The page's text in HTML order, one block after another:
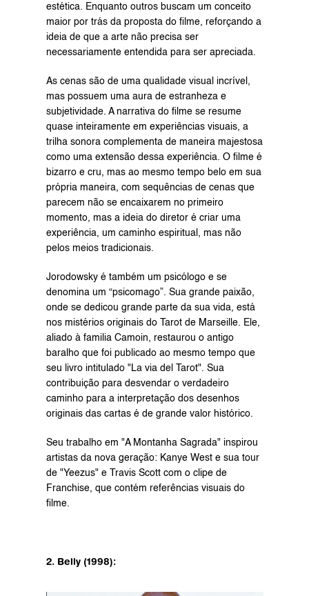
estética. Enquanto outros buscam um conceito
maior por trás da proposta do filme, reforçando a
ideia de que a arte não precisa ser
necessariamente entendida para ser apreciada.
As cenas são de uma qualidade visual incrível,
mas possuem uma aura de estranheza e
subjetividade. A narrativa do filme se resume
quase inteiramente em experiências visuais, a
trilha sonora complementa de maneira majestosa
como uma extensão dessa experiência. O filme é
bizarro e cru, mas ao mesmo tempo belo em sua
própria maneira, com sequências de cenas que
parecem não se encaixarem no primeiro
momento, mas a ideia do diretor é criar uma
experiência, um caminho espiritual, mas não
pelos meios tradicionais.
Jorodowsky é também um psicólogo e se
denomina um “psicomago”. Sua grande paixão,
onde se dedicou grande parte da sua vida, está
nos mistérios originais do Tarot de Marseille. Ele,
aliado à familia Camoin, restaurou o antigo
baralho que foi publicado ao mesmo tempo que
seu livro intitulado "La via del Tarot". Sua
contribuição para desvendar o verdadeiro
caminho para a interpretação dos desenhos
originais das cartas é de grande valor histórico.
Seu trabalho em "A Montanha Sagrada" inspirou
artistas da nova geração: Kanye West e sua tour
de "Yeezus" e Travis Scott com o clipe de
Franchise, que contém referências visuais do
filme.
2. Belly (1998):